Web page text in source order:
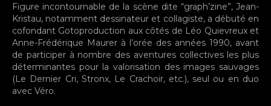
Figure incontournable de la scène dite “graph’zine”, Jean-
Kristau, notamment dessinateur et collagiste, a débuté en
cofondant Gotoproduction aux côtés de Léo Quievreux et
Anne-Frédérique Maurer à l’orée des années 1990, avant
de participer à nombre des aventures collectives les plus
déterminantes pour la valorisation des images sauvages
(Le Dernier Cri, Stronx, Le Crachoir, etc.), seul ou en duo
avec Véro.